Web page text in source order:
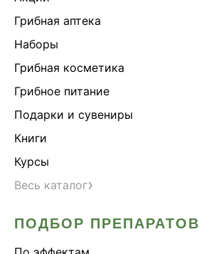
Грибная аптека
Наборы
Грибная косметика
Грибное питание
Подарки и сувениры
Книги
Курсы
Весь каталог›
ПОДБОР ПРЕПАРАТОВ